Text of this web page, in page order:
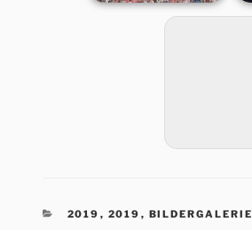
KATEGORIEN
2019 , 2019 , BILDERGALERIE